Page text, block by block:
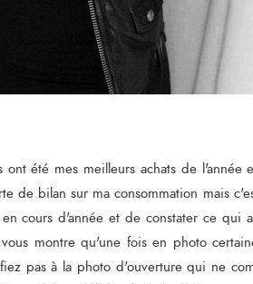
été mes meilleurs achats de l'année
de bilan sur ma consommation mais
cours d'année et de constater ce qui
montre qu'une fois en photo
pas à la photo d'ouverture qui ne